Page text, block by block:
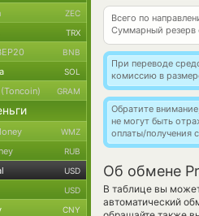
Всего по
Суммарный резерв
При переводе
комиссию в
Обратите
не могут быть
оплаты/получения
Об обмене
В таблице вы
автоматический
ZEC
TRX
BNB
SOL
GRAM
WMZ
RUB
USD
USD
CNY